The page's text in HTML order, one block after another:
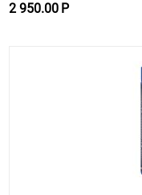
2 950.00 Р